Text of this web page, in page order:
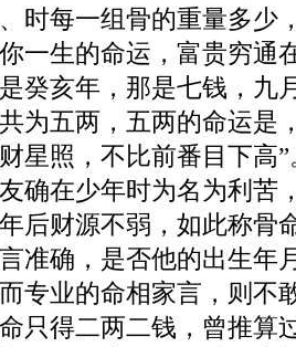
时每一组骨的重量多少
一生的命运，富贵穷通
癸亥年，那是七钱，九
为五两，五两的命运是
星照，不比前番目下高”
确在少年时为名为利苦
后财源不弱，如此称骨
准确，是否他的出生年
专业的命相家言，则不
只得二两二钱，曾推算